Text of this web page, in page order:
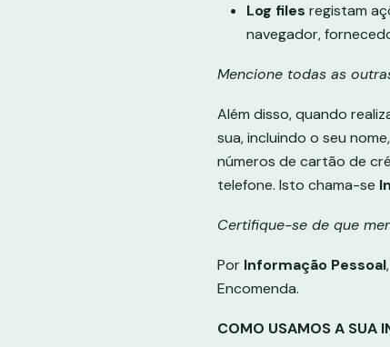
Log files registam
navegador,
Mencione todas as
Além disso, quando
sua, incluindo o seu
números de cartão de
telefone. Isto chama-se
Certifique-se de que
Por Informação Pessoal
Encomenda.
COMO USAMOS A SUA